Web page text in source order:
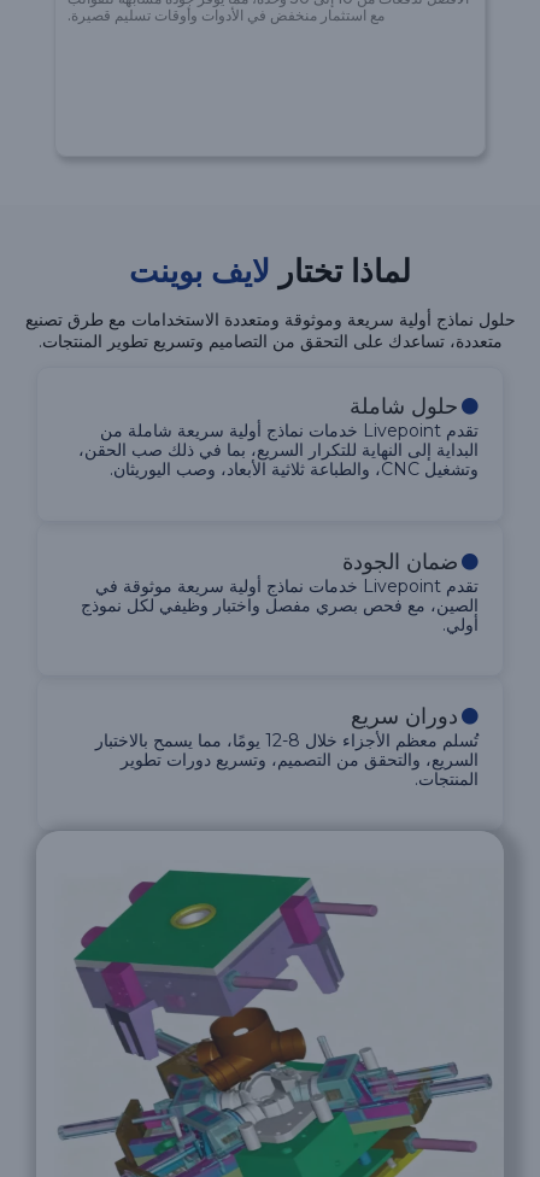
مع استثمار منخفض في الأدوات وأوقات تسليم قصيرة.
لماذا تختار لايف بوينت
حلول نماذج أولية سريعة وموثوقة ومتعددة الاستخدامات مع طرق تصنيع
متعددة، تساعدك على التحقق من التصاميم وتسريع تطوير المنتجات.
حلول شاملة
تقدم Livepoint خدمات نماذج أولية سريعة شاملة من
البداية إلى النهاية للتكرار السريع، بما في ذلك صب الحقن،
وتشغيل CNC، والطباعة ثلاثية الأبعاد، وصب اليوريثان.
ضمان الجودة
تقدم Livepoint خدمات نماذج أولية سريعة موثوقة في
الصين، مع فحص بصري مفصل واختبار وظيفي لكل نموذج
أولي.
دوران سريع
تُسلم معظم الأجزاء خلال 8-12 يومًا، مما يسمح بالاختبار
السريع، والتحقق من التصميم، وتسريع دورات تطوير
المنتجات.